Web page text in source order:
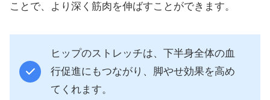
ことで、より深く筋肉を伸ばすことができます。
ヒップのストレッチは、下半身全体の血
行促進にもつながり、脚やせ効果を高め
てくれます。